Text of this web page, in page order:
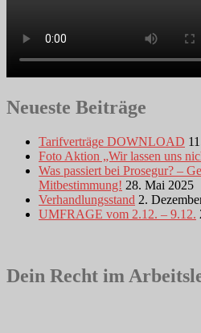
Neueste Beiträge
Tarifverträge DOWNLOAD
Foto Aktion „Wir lassen uns
Was passiert bei Prosegur? –
Mitbestimmung! 28. Mai 2025
Verhandlungsstand 2.
UMFRAGE vom 2.12. – 9.12.
Dein Recht im